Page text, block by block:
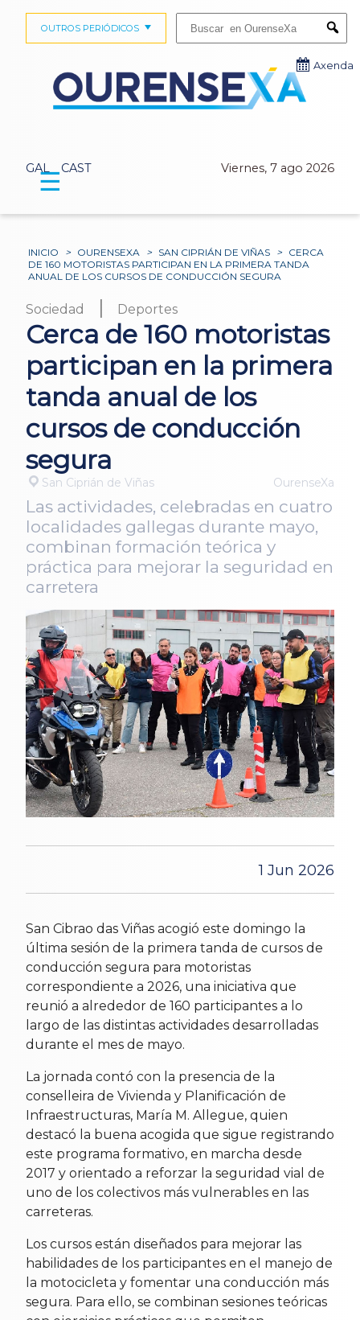
GAL CAST Viernes, 7 ago 2026
OUTROS PERIÓDICOS
Axenda
☰
INICIO > OURENSEXA > SAN CIPRIÁN DE VIÑAS > CERCA
DE 160 MOTORISTAS PARTICIPAN EN LA PRIMERA TANDA
ANUAL DE LOS CURSOS DE CONDUCCIÓN SEGURA
Sociedad | Deportes
Cerca de 160 motoristas
participan en la primera
tanda anual de los
cursos de conducción
segura
San Ciprián de Viñas OurenseXa
Las actividades, celebradas en cuatro
localidades gallegas durante mayo,
combinan formación teórica y
práctica para mejorar la seguridad en
carretera
1 Jun 2026
San Cibrao das Viñas acogió este domingo la
última sesión de la primera tanda de cursos de
conducción segura para motoristas
correspondiente a 2026, una iniciativa que
reunió a alrededor de 160 participantes a lo
largo de las distintas actividades desarrolladas
durante el mes de mayo.
La jornada contó con la presencia de la
conselleira de Vivienda y Planificación de
Infraestructuras, María M. Allegue, quien
destacó la buena acogida que sigue registrando
este programa formativo, en marcha desde
2017 y orientado a reforzar la seguridad vial de
uno de los colectivos más vulnerables en las
carreteras.
Los cursos están diseñados para mejorar las
habilidades de los participantes en el manejo de
la motocicleta y fomentar una conducción más
segura. Para ello, se combinan sesiones teóricas